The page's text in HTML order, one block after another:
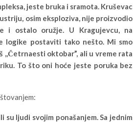
jeste bruka i sramota. Kruševac
osim eksploziva, nije proizvodio
i ostalo oružje. U Kragujevcu, na
logike postaviti tako nešto. Mi smo
,,Četrnaesti oktobar”, ali u vreme rata
To što oni hoće jeste poruka bez
ljudi svojim ponašanjem. Sa jednim